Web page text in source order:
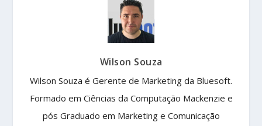
Wilson Souza
Wilson Souza é Gerente de Marketing da Bluesoft.
Formado em Ciências da Computação Mackenzie e
pós Graduado em Marketing e Comunicação